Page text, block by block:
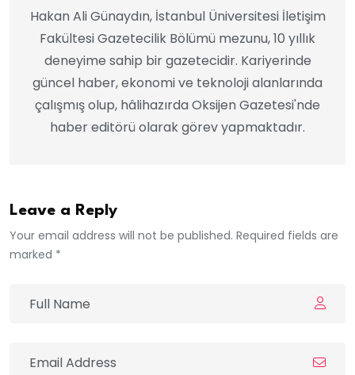
Hakan Ali Günaydın, İstanbul Üniversitesi İletişim
Fakültesi Gazetecilik Bölümü mezunu, 10 yıllık
deneyime sahip bir gazetecidir. Kariyerinde
güncel haber, ekonomi ve teknoloji alanlarında
çalışmış olup, hâlihazırda Oksijen Gazetesi'nde
haber editörü olarak görev yapmaktadır.
Leave a Reply
Your email address will not be published. Required fields are
marked *